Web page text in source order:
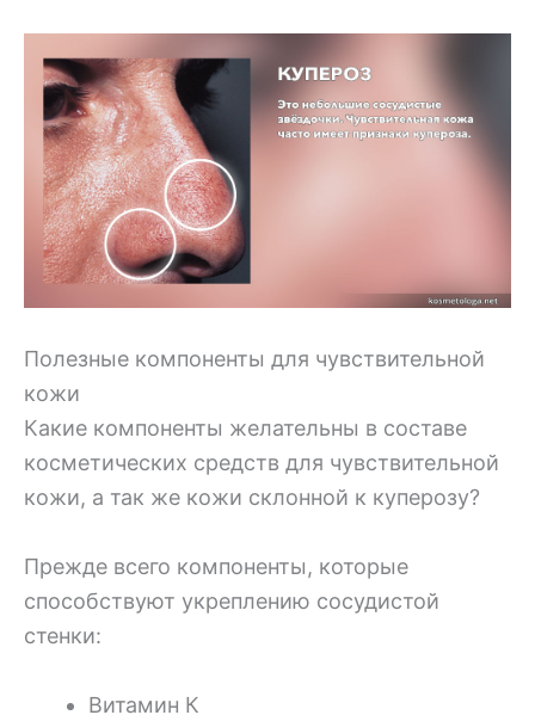
Полезные компоненты для чувствительной
кожи
Какие компоненты желательны в составе
косметических средств для чувствительной
кожи, а так же кожи склонной к куперозу?
Прежде всего компоненты, которые
способствуют укреплению сосудистой
стенки:
Витамин К